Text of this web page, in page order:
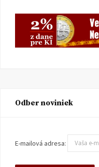
Odber noviniek
E-mailová adresa: